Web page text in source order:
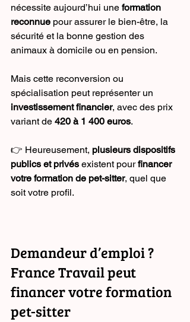
nécessite aujourd’hui une formation
reconnue pour assurer le bien-être, la
sécurité et la bonne gestion des
animaux à domicile ou en pension.
Mais cette reconversion ou
spécialisation peut représenter un
investissement financier, avec des prix
variant de 420 à 1 400 euros.
👉 Heureusement, plusieurs dispositifs
publics et privés existent pour financer
votre formation de pet-sitter, quel que
soit votre profil.
Demandeur d’emploi ?
France Travail peut
financer votre formation
pet-sitter